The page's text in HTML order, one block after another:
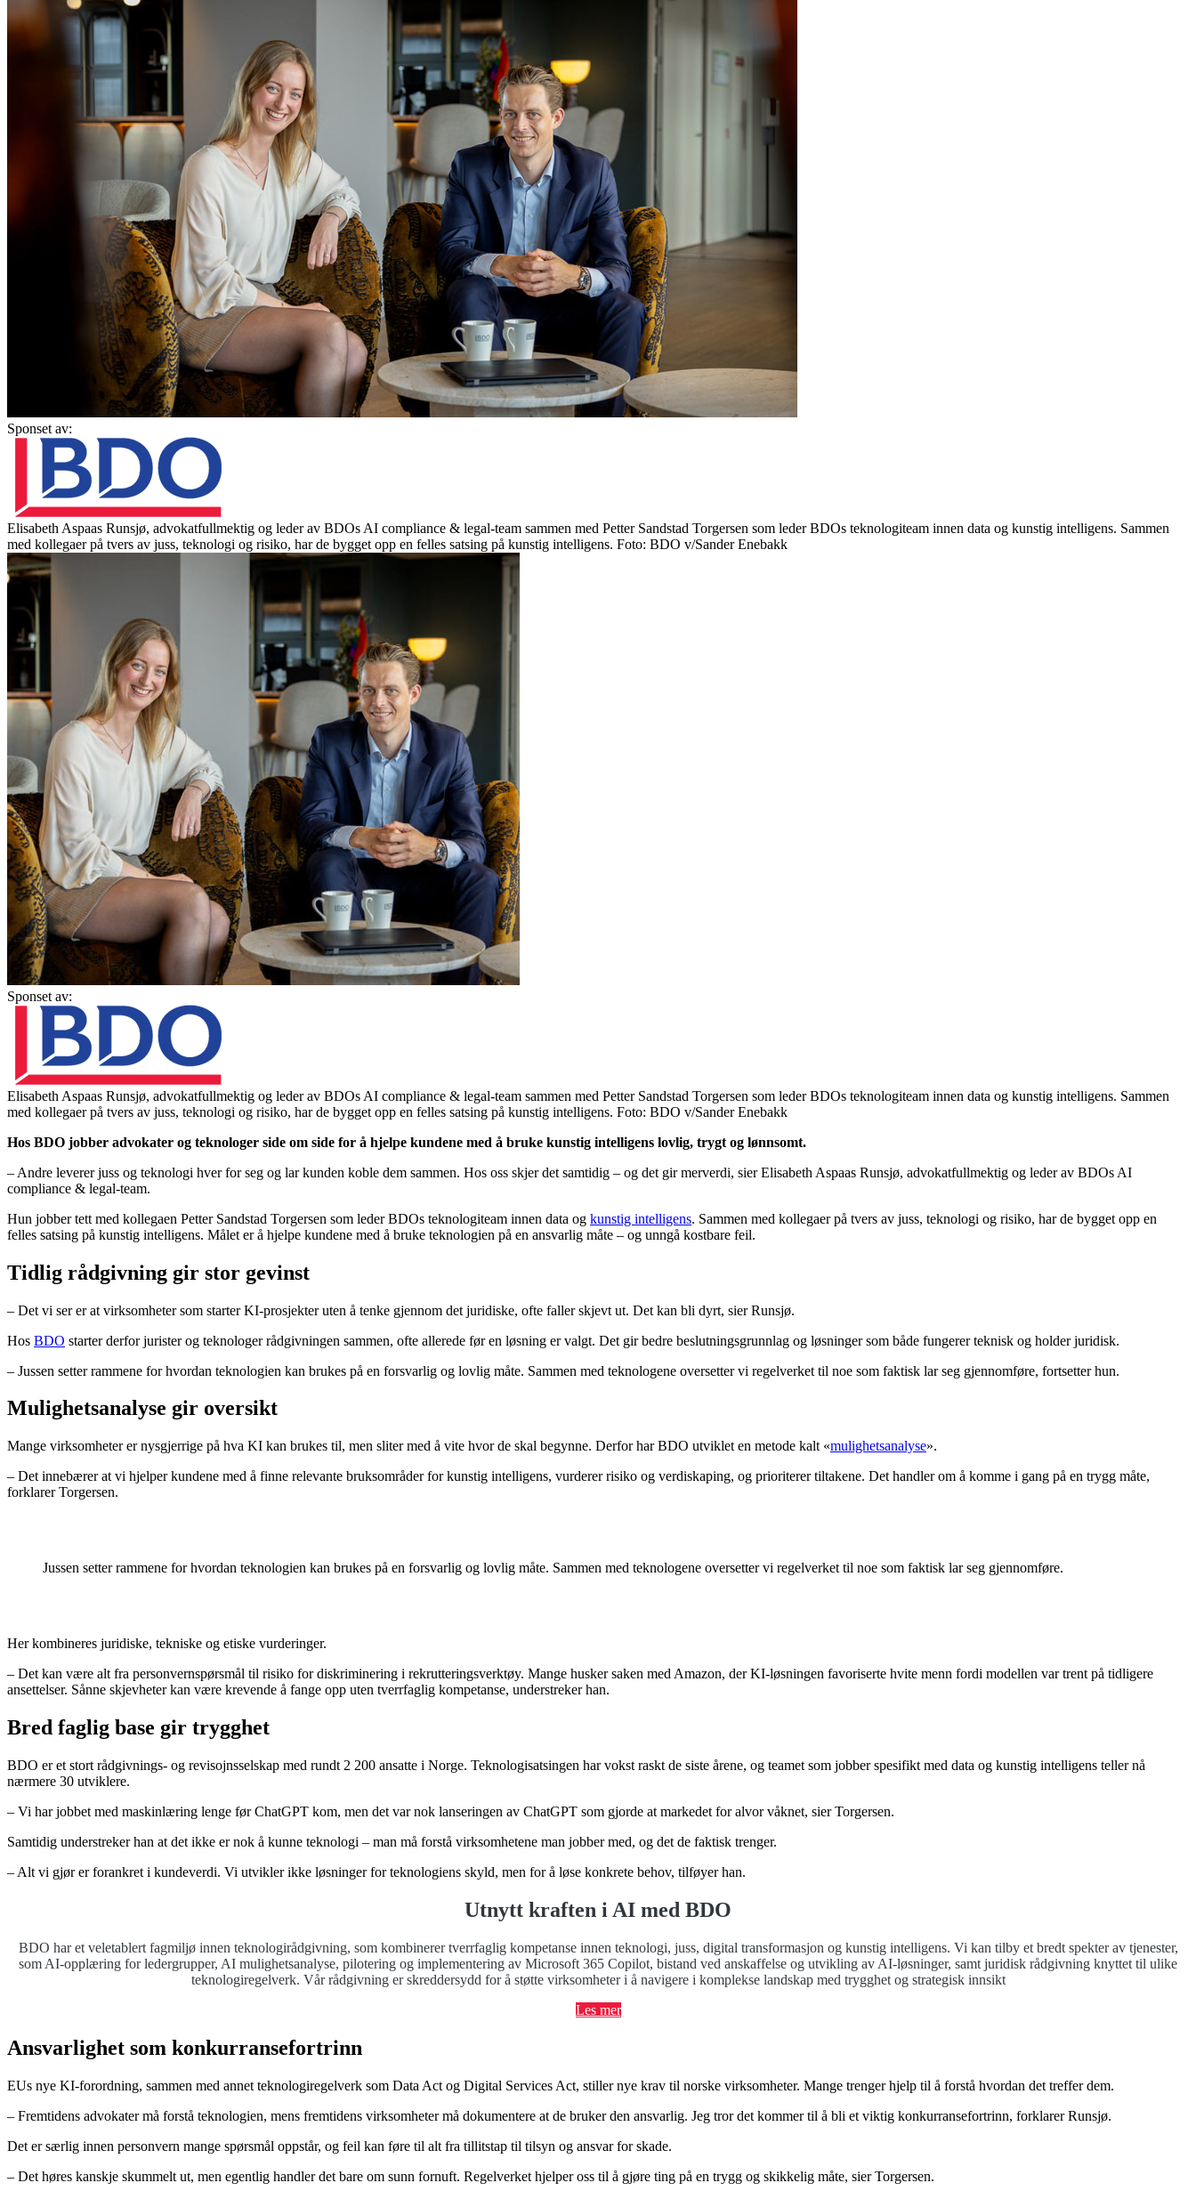
Sponset av:
Elisabeth Aspaas Runsjø, advokatfullmektig og leder av BDOs AI compliance & legal-team sammen med Petter Sandstad Torgersen som leder BDOs teknologiteam innen data og kunstig intelligens. Sammen
med kollegaer på tvers av juss, teknologi og risiko, har de bygget opp en felles satsing på kunstig intelligens. Foto: BDO v/Sander Enebakk
Sponset av:
Elisabeth Aspaas Runsjø, advokatfullmektig og leder av BDOs AI compliance & legal-team sammen med Petter Sandstad Torgersen som leder BDOs teknologiteam innen data og kunstig intelligens. Sammen
med kollegaer på tvers av juss, teknologi og risiko, har de bygget opp en felles satsing på kunstig intelligens. Foto: BDO v/Sander Enebakk
Hos BDO jobber advokater og teknologer side om side for å hjelpe kundene med å bruke kunstig intelligens lovlig, trygt og lønnsomt.
– Andre leverer juss og teknologi hver for seg og lar kunden koble dem sammen. Hos oss skjer det samtidig – og det gir merverdi, sier Elisabeth Aspaas Runsjø, advokatfullmektig og leder av BDOs AI
compliance & legal-team.
Hun jobber tett med kollegaen Petter Sandstad Torgersen som leder BDOs teknologiteam innen data og kunstig intelligens. Sammen med kollegaer på tvers av juss, teknologi og risiko, har de bygget opp en
felles satsing på kunstig intelligens. Målet er å hjelpe kundene med å bruke teknologien på en ansvarlig måte – og unngå kostbare feil.
Tidlig rådgivning gir stor gevinst
– Det vi ser er at virksomheter som starter KI-prosjekter uten å tenke gjennom det juridiske, ofte faller skjevt ut. Det kan bli dyrt, sier Runsjø.
Hos BDO starter derfor jurister og teknologer rådgivningen sammen, ofte allerede før en løsning er valgt. Det gir bedre beslutningsgrunnlag og løsninger som både fungerer teknisk og holder juridisk.
– Jussen setter rammene for hvordan teknologien kan brukes på en forsvarlig og lovlig måte. Sammen med teknologene oversetter vi regelverket til noe som faktisk lar seg gjennomføre, fortsetter hun.
Mulighetsanalyse gir oversikt
Mange virksomheter er nysgjerrige på hva KI kan brukes til, men sliter med å vite hvor de skal begynne. Derfor har BDO utviklet en metode kalt «mulighetsanalyse».
– Det innebærer at vi hjelper kundene med å finne relevante bruksområder for kunstig intelligens, vurderer risiko og verdiskaping, og prioriterer tiltakene. Det handler om å komme i gang på en trygg måte,
forklarer Torgersen.
Jussen setter rammene for hvordan teknologien kan brukes på en forsvarlig og lovlig måte. Sammen med teknologene oversetter vi regelverket til noe som faktisk lar seg gjennomføre.
Her kombineres juridiske, tekniske og etiske vurderinger.
– Det kan være alt fra personvernspørsmål til risiko for diskriminering i rekrutteringsverktøy. Mange husker saken med Amazon, der KI-løsningen favoriserte hvite menn fordi modellen var trent på tidligere
ansettelser. Sånne skjevheter kan være krevende å fange opp uten tverrfaglig kompetanse, understreker han.
Bred faglig base gir trygghet
BDO er et stort rådgivnings- og revisojnsselskap med rundt 2 200 ansatte i Norge. Teknologisatsingen har vokst raskt de siste årene, og teamet som jobber spesifikt med data og kunstig intelligens teller nå
nærmere 30 utviklere.
– Vi har jobbet med maskinlæring lenge før ChatGPT kom, men det var nok lanseringen av ChatGPT som gjorde at markedet for alvor våknet, sier Torgersen.
Samtidig understreker han at det ikke er nok å kunne teknologi – man må forstå virksomhetene man jobber med, og det de faktisk trenger.
– Alt vi gjør er forankret i kundeverdi. Vi utvikler ikke løsninger for teknologiens skyld, men for å løse konkrete behov, tilføyer han.
Utnytt kraften i AI med BDO
BDO har et veletablert fagmiljø innen teknologirådgivning, som kombinerer tverrfaglig kompetanse innen teknologi, juss, digital transformasjon og kunstig intelligens. Vi kan tilby et bredt spekter av tjenester,
som AI-opplæring for ledergrupper, AI mulighetsanalyse, pilotering og implementering av Microsoft 365 Copilot, bistand ved anskaffelse og utvikling av AI-løsninger, samt juridisk rådgivning knyttet til ulike
teknologiregelverk. Vår rådgivning er skreddersydd for å støtte virksomheter i å navigere i komplekse landskap med trygghet og strategisk innsikt
Les mer
Ansvarlighet som konkurransefortrinn
EUs nye KI-forordning, sammen med annet teknologiregelverk som Data Act og Digital Services Act, stiller nye krav til norske virksomheter. Mange trenger hjelp til å forstå hvordan det treffer dem.
– Fremtidens advokater må forstå teknologien, mens fremtidens virksomheter må dokumentere at de bruker den ansvarlig. Jeg tror det kommer til å bli et viktig konkurransefortrinn, forklarer Runsjø.
Det er særlig innen personvern mange spørsmål oppstår, og feil kan føre til alt fra tillitstap til tilsyn og ansvar for skade.
– Det høres kanskje skummelt ut, men egentlig handler det bare om sunn fornuft. Regelverket hjelper oss til å gjøre ting på en trygg og skikkelig måte, sier Torgersen.